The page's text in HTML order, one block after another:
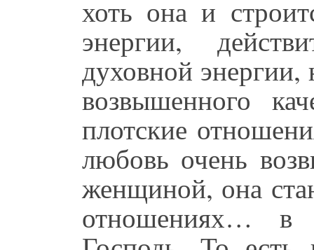
хоть она и
энергии,
духовной энергии,
возвышенного
плотские
любовь очень
женщиной, она
отношениях… в